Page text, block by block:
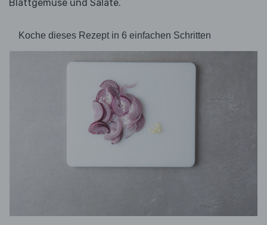
Blattgemüse und Salate.
Koche dieses Rezept in 6 einfachen Schritten